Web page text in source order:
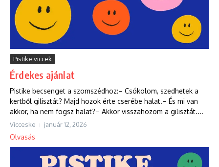
Pistike viccek
Érdekes ajánlat
Pistike becsenget a szomszédhoz:– Csókolom, szedhetek a
kertből gilisztát? Majd hozok érte cserébe halat.– És mi van
akkor, ha nem fogsz halat?– Akkor visszahozom a gilisztát....
Vicceske január 12, 2026
Olvasás